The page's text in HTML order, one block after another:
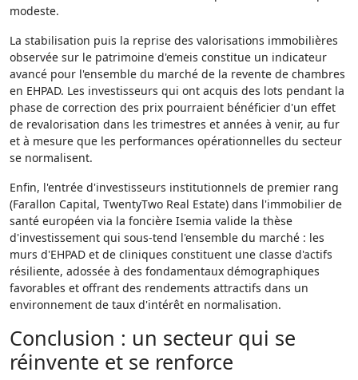
modeste.
La stabilisation puis la reprise des valorisations immobilières
observée sur le patrimoine d'emeis constitue un indicateur
avancé pour l'ensemble du marché de la revente de chambres
en EHPAD. Les investisseurs qui ont acquis des lots pendant la
phase de correction des prix pourraient bénéficier d'un effet
de revalorisation dans les trimestres et années à venir, au fur
et à mesure que les performances opérationnelles du secteur
se normalisent.
Enfin, l'entrée d'investisseurs institutionnels de premier rang
(Farallon Capital, TwentyTwo Real Estate) dans l'immobilier de
santé européen via la foncière Isemia valide la thèse
d'investissement qui sous-tend l'ensemble du marché : les
murs d'EHPAD et de cliniques constituent une classe d'actifs
résiliente, adossée à des fondamentaux démographiques
favorables et offrant des rendements attractifs dans un
environnement de taux d'intérêt en normalisation.
Conclusion : un secteur qui se
réinvente et se renforce